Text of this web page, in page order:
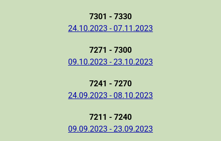
7301 - 7330
24.10.2023 - 07.11.2023
7271 - 7300
09.10.2023 - 23.10.2023
7241 - 7270
24.09.2023 - 08.10.2023
7211 - 7240
09.09.2023 - 23.09.2023